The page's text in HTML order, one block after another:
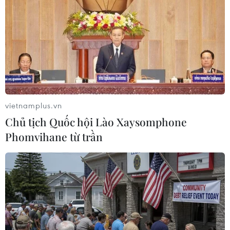
Chứng khoán Anh hướng tới một năm 2021
phát triển rực rỡ
24/01/2021 14:46
London được kỳ vọng sẽ trở thành một đối thủ đáng
gờm trước những tên tuổi lớn của thế giới như Frankfurt
việc thu hút doanh nghiệp IPO.
vietnamplus.vn
Chủ tịch Quốc hội Lào Xaysomphone
Phomvihane từ trần